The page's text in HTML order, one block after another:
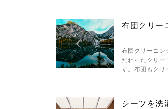
布団クリー
布団クリーニン
だわったクリー
す。布団もクリ
シーツを洗